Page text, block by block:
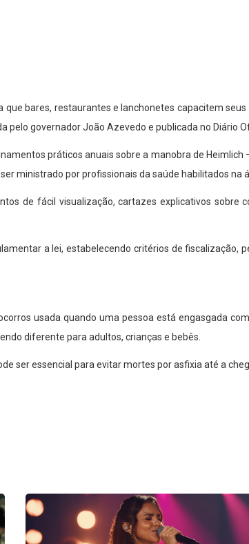
bares, restaurantes e lanchonetes capacitem
governador João Azevedo e publicada no Diário
práticos anuais sobre a manobra de
ministrado por profissionais da saúde habilitados na
de fácil visualização, cartazes explicativos
a lei, estabelecendo critérios de fiscalização,
usada quando uma pessoa está engasgada
diferente para adultos, crianças e bebês.
ser essencial para evitar mortes por asfixia até a